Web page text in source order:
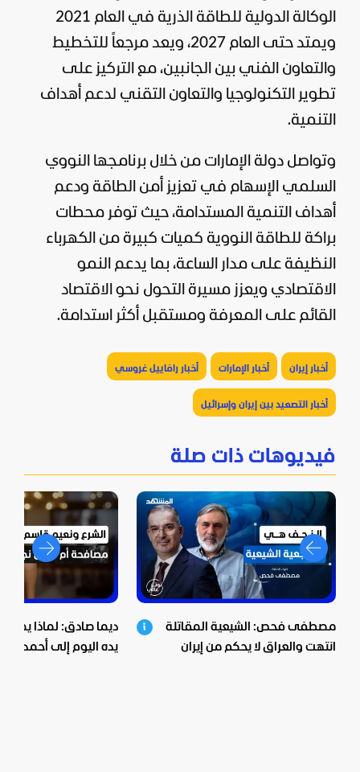
الوكالة الدولية للطاقة الذرية في العام 2021
ويمتد حتى العام 2027، ويعد مرجعاً للتخطيط
والتعاون الفني بين الجانبين، مع التركيز على
تطوير التكنولوجيا والتعاون التقني لدعم أهداف
التنمية.
وتواصل دولة الإمارات من خلال برنامجها النووي
السلمي الإسهام في تعزيز أمن الطاقة ودعم
أهداف التنمية المستدامة، حيث توفر محطات
براكة للطاقة النووية كميات كبيرة من الكهرباء
النظيفة على مدار الساعة، بما يدعم النمو
الاقتصادي ويعزز مسيرة التحول نحو الاقتصاد
القائم على المعرفة ومستقبل أكثر استدامة.
أخبار إيران أخبار الإمارات أخبار رافاييل غروسي
أخبار التصعيد بين إيران وإسرائيل
فيديوهات ذات صلة
مصطفى فحص: الشيعية المقاتلة
انتهت والعراق لا يحكم من إيران
ديما صادق: لماذا يمد
يده اليوم إلى أحمد